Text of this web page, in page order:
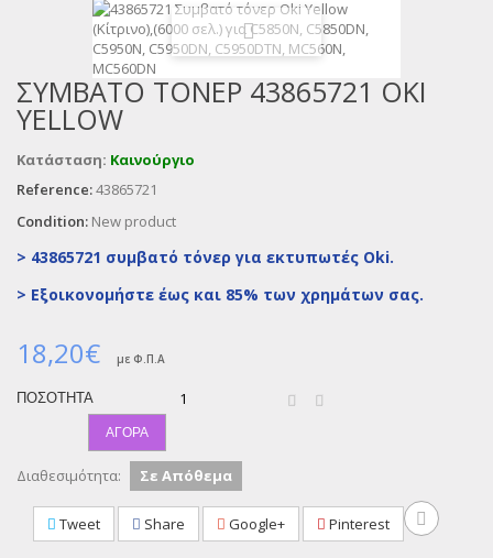
ΣΥΜΒΑΤΌ ΤΌΝΕΡ 43865721 OKI
YELLOW
Κατάσταση: Καινούργιο
Reference:43865721
Condition: New product
> 43865721 συμβατό τόνερ για εκτυπωτές Oki.
> Εξοικονομήστε έως και 85% των χρημάτων σας.
18,20€ με Φ.Π.Α
ΠΟΣΌΤΗΤΑ
ΑΓΟΡΆ
Διαθεσιμότητα: Σε Απόθεμα
Tweet Share Google+ Pinterest